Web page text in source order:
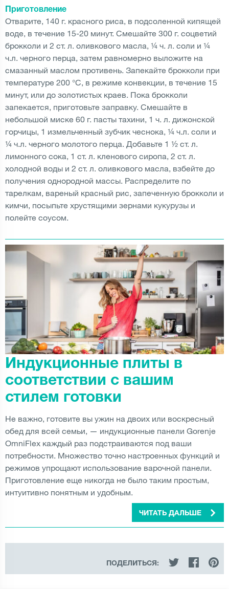
Приготовление
Отварите, 140 г. красного риса, в подсоленной кипящей
воде, в течение 15-20 минут. Смешайте 300 г. соцветий
брокколи и 2 ст. л. оливкового масла, ¼ ч. л. соли и ¼
ч.л. черного перца, затем равномерно выложите на
смазанный маслом противень. Запекайте брокколи при
температуре 200 °C, в режиме конвекции, в течение 15
минут, или до золотистых краев. Пока брокколи
запекается, приготовьте заправку. Смешайте в
небольшой миске 60 г. пасты тахини, 1 ч. л. дижонской
горчицы, 1 измельченный зубчик чеснока, ¼ ч.л. соли и
¼ ч.л. черного молотого перца. Добавьте 1 ½ ст. л.
лимонного сока, 1 ст. л. кленового сиропа, 2 ст. л.
холодной воды и 2 ст. л. оливкового масла, взбейте до
получения однородной массы. Распределите по
тарелкам, вареный красный рис, запеченную брокколи и
кимчи, посыпьте хрустящими зернами кукурузы и
полейте соусом.
Индукционные плиты в
соответствии с вашим
стилем готовки
Не важно, готовите вы ужин на двоих или воскресный
обед для всей семьи, — индукционные панели Gorenje
OmniFlex каждый раз подстраиваются под ваши
потребности. Множество точно настроенных функций и
режимов упрощают использование варочной панели.
Приготовление еще никогда не было таким простым,
интуитивно понятным и удобным.
ЧИТАТЬ ДАЛЬШЕ
ПОДЕЛИТЬСЯ: